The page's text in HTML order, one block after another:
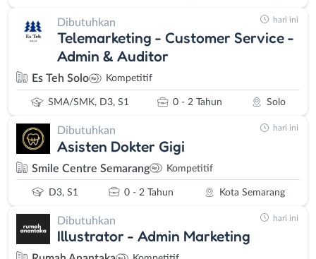
Dibutuhkan
Telemarketing - Customer Service -
Admin & Auditor
Es Teh Solo Kompetitif
SMA/SMK, D3, S1 0 - 2 Tahun Solo
hari ini
Dibutuhkan
Asisten Dokter Gigi
Smile Centre Semarang Kompetitif
D3, S1 0 - 2 Tahun Kota Semarang
hari ini
Dibutuhkan
Illustrator - Admin Marketing
hari ini